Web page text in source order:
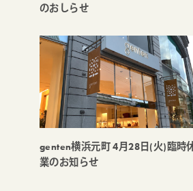
のおしらせ
genten横浜元町 4月28日(火)臨時
業のお知らせ